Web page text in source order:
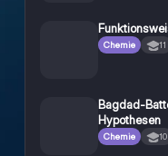
Chemie 11
Bagdad-
Hypothesen
Chemie 10